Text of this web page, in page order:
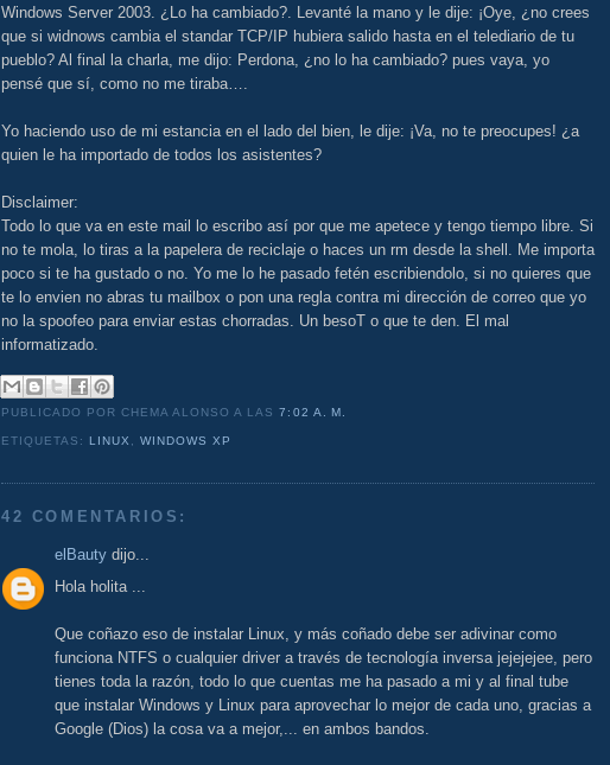
Windows Server 2003. ¿Lo ha cambiado?. Levanté la mano y le dije: ¡Oye, ¿no crees
que si widnows cambia el standar TCP/IP hubiera salido hasta en el telediario de tu
pueblo? Al final la charla, me dijo: Perdona, ¿no lo ha cambiado? pues vaya, yo
pensé que sí, como no me tiraba….
Yo haciendo uso de mi estancia en el lado del bien, le dije: ¡Va, no te preocupes! ¿a
quien le ha importado de todos los asistentes?
Disclaimer:
Todo lo que va en este mail lo escribo así por que me apetece y tengo tiempo libre. Si
no te mola, lo tiras a la papelera de reciclaje o haces un rm desde la shell. Me importa
poco si te ha gustado o no. Yo me lo he pasado fetén escribiendolo, si no quieres que
te lo envien no abras tu mailbox o pon una regla contra mi dirección de correo que yo
no la spoofeo para enviar estas chorradas. Un besoT o que te den. El mal
informatizado.
PUBLICADO POR CHEMA ALONSOA LAS7:02 A. M.
ETIQUETAS: LINUX ,WINDOWS XP
42 COMENTARIOS:
elBauty dijo...
Hola holita ...
Que coñazo eso de instalar Linux, y más coñado debe ser adivinar como
funciona NTFS o cualquier driver a través de tecnología inversa jejejejee, pero
tienes toda la razón, todo lo que cuentas me ha pasado a mi y al final tube
que instalar Windows y Linux para aprovechar lo mejor de cada uno, gracias a
Google (Dios) la cosa va a mejor,... en ambos bandos.